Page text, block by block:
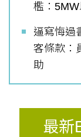
檻：
逼寫悔過
客條款：
助
最新